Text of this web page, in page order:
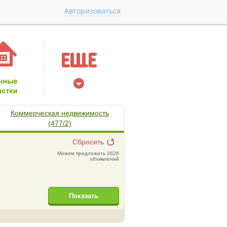
Авторизоваться
Коммерческая недвижимость
(477/2)
Сбросить
Можем предложить 2626
объявлений